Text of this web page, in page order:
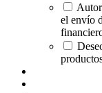
el envío